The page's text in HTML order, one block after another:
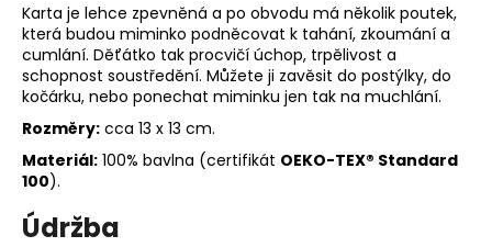
Karta je lehce zpevněná a po obvodu má několik poutek,
která budou miminko podněcovat k tahání, zkoumání a
cumlání. Děťátko tak procvičí úchop, trpělivost a
schopnost soustředění. Můžete ji zavěsit do postýlky, do
kočárku, nebo ponechat miminku jen tak na muchlání.
Rozměry: cca 13 x 13 cm.
Materiál: 100% bavlna (certifikát OEKO-TEX® Standard
100).
Údržba